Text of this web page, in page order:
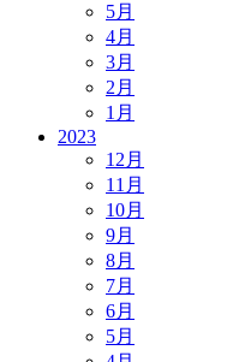
5月
4月
3月
2月
1月
2023
12月
11月
10月
9月
8月
7月
6月
5月